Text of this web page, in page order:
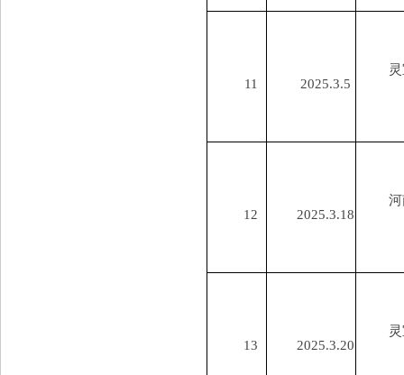
11 2025.3.5
12 2025.3.18
13 2025.3.20